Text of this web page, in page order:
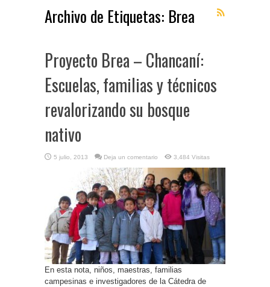
Archivo de Etiquetas: Brea
Proyecto Brea – Chancaní:
Escuelas, familias y técnicos
revalorizando su bosque
nativo
5 julio, 2013 Deja un comentario 3,484 Visitas
En esta nota, niños, maestras, familias
campesinas e investigadores de la Cátedra de